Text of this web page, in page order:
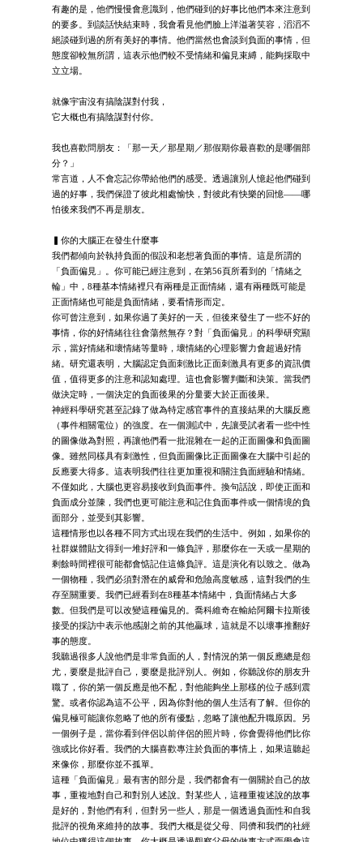
有趣的是，他們慢慢會意識到，他們碰到的好事比他們本來注意到
的要多。到談話快結束時，我會看見他們臉上洋溢著笑容，滔滔不
絕談碰到過的所有美好的事情。他們當然也會談到負面的事情，但
態度卻較無所謂，這表示他們較不受情緒和偏見束縛，能夠採取中
立立場。
就像宇宙沒有搞陰謀對付我，
它大概也有搞陰謀對付你。
我也喜歡問朋友：「那一天／那星期／那假期你最喜歡的是哪個部
分？」
常言道，人不會忘記你帶給他們的感受。透過讓別人憶起他們碰到
過的好事，我們保證了彼此相處愉快，對彼此有快樂的回憶——哪
怕後來我們不再是朋友。
▍你的大腦正在發生什麼事
我們都傾向於執持負面的假設和老想著負面的事情。這是所謂的
「負面偏見」。你可能已經注意到，在第56頁所看到的「情緒之
輪」中，8種基本情緒裡只有兩種是正面情緒，還有兩種既可能是
正面情緒也可能是負面情緒，要看情形而定。
你可曾注意到，如果你過了美好的一天，但後來發生了一些不好的
事情，你的好情緒往往會蕩然無存？對「負面偏見」的科學研究顯
示，當好情緒和壞情緒等量時，壞情緒的心理影響力會超過好情
緒。研究還表明，大腦認定負面刺激比正面刺激具有更多的資訊價
值，值得更多的注意和認知處理。這也會影響判斷和決策。當我們
做決定時，一個決定的負面後果的分量要大於正面後果。
神經科學研究甚至記錄了做為特定感官事件的直接結果的大腦反應
（事件相關電位）的強度。在一個測試中，先讓受試者看一些中性
的圖像做為對照，再讓他們看一批混雜在一起的正面圖像和負面圖
像。雖然同樣具有刺激性，但負面圖像比正面圖像在大腦中引起的
反應要大得多。這表明我們往往更加重視和關注負面經驗和情緒。
不僅如此，大腦也更容易接收到負面事件。換句話說，即使正面和
負面成分並陳，我們也更可能注意和記住負面事件或一個情境的負
面部分，並受到其影響。
這種情形也以各種不同方式出現在我們的生活中。例如，如果你的
社群媒體貼文得到一堆好評和一條負評，那麼你在一天或一星期的
剩餘時間裡很可能都會惦記住這條負評。這是演化有以致之。做為
一個物種，我們必須對潛在的威脅和危險高度敏感，這對我們的生
存至關重要。我們已經看到在8種基本情緒中，負面情緒占大多
數。但我們是可以改變這種偏見的。喬科維奇在輸給阿爾卡拉斯後
接受的採訪中表示他感謝之前的其他贏球，這就是不以壞事推翻好
事的態度。
我聽過很多人說他們是非常負面的人，對情況的第一個反應總是怨
尤，要麼是批評自己，要麼是批評別人。例如，你聽說你的朋友升
職了，你的第一個反應是他不配，對他能夠坐上那樣的位子感到震
驚。或者你認為這不公平，因為你對他的個人生活有了解。但你的
偏見極可能讓你忽略了他的所有優點，忽略了讓他配升職原因。另
一個例子是，當你看到伴侶以前伴侶的照片時，你會覺得他們比你
強或比你好看。我們的大腦喜歡專注於負面的事情上，如果這聽起
來像你，那麼你並不孤單。
這種「負面偏見」最有害的部分是，我們都會有一個關於自己的故
事，重複地對自己和對別人述說。對某些人，這種重複述說的故事
是好的，對他們有利，但對另一些人，那是一個透過負面性和自我
批評的視角來維持的故事。我們大概是從父母、同儕和我們的社經